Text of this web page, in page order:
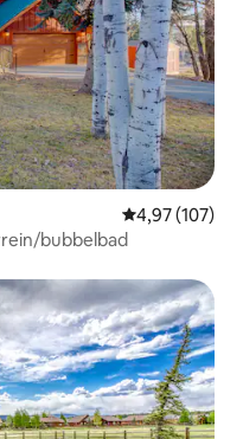
Gemiddelde
4,97 (107)
bubbelbad